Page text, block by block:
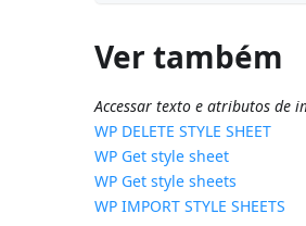
Ver também
Accessar texto e atributos de
WP DELETE STYLE SHEET
WP Get style sheet
WP Get style sheets
WP IMPORT STYLE SHEETS